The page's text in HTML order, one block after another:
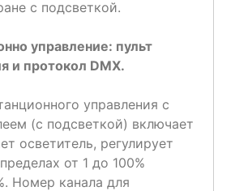
с подсветкой.
управление: пульт
и протокол DMX.
управления с
(с подсветкой) включает
осветитель, регулирует
от 1 до 100%
Номер канала для